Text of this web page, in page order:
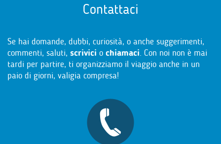
Contattaci
Se hai domande, dubbi, curiosità, o anche suggerimenti,
commenti, saluti, scrivici o chiamaci. Con noi non è mai
tardi per partire, ti organizziamo il viaggio anche in un
paio di giorni, valigia compresa!